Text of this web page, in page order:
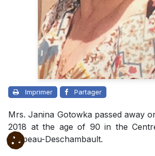
Imprimer Partager
Mrs. Janina Gotowka passed away
2018 at the age of 90 in the
Drapeau-Deschambault.